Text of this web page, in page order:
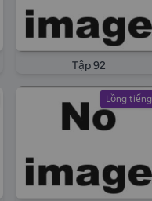
Tập 92
Lồng tiếng